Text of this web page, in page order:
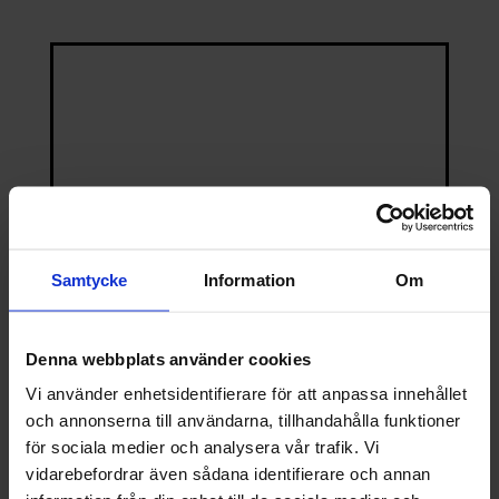
Samtycke Information Om
Denna webbplats använder cookies
Vi använder enhetsidentifierare för att anpassa innehållet
och annonserna till användarna, tillhandahålla funktioner
för sociala medier och analysera vår trafik. Vi
vidarebefordrar även sådana identifierare och annan
Filterpatron T10 Garn – Partiklar/Sediment
79.00kr